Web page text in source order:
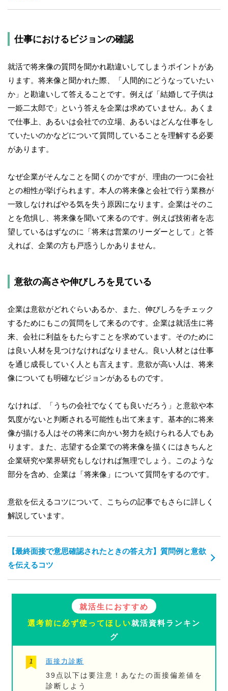
仕事におけるビジョンの確認
就活で将来像の質問を聞かれ勘違いしてしまうポイントがあ
ります。将来像と聞かれた際、「人間的にどうなっていたい
か」と勘違いして答えることです。例えば「結婚して子供は
一姫二太郎で」という答えを企業は求めていません。あくま
で仕事上、あるいは会社での立場、あるいはどんな仕事をし
ていたいのかなどについて質問していることを理解する必要
があります。
なぜ企業がそんなことを聞くのかですが、理由の一つに会社
との相性が挙げられます。本人の将来像と会社で行う業務が
一致しなければやる気を失う原因になります。企業はそのこ
とを危惧し、将来像を聞いて来るのです。例えば技術者を志
望しているはずなのに「将来は営業のリーダーとして」と答
えれば、企業の方も戸惑うしかありません。
意欲の高さや伸びしろを見ている
企業は意欲がどれぐらいあるか、また、伸びしろをチェック
するためにもこの質問をして来るのです。企業は就活生に将
来、会社に利益をもたらすことを求めています。そのために
は良い人材を見つけなければなりません。良い人材とは仕事
を通じ成長していく人とも言えます。意欲が高い人は、将来
像についても明確なビジョンがあるものです。
なければ、「うちの会社でなくても良いだろう」と意欲や本
気度がないと判断される可能性も出て来ます。基本的に将来
像が描ける人はその将来に向かい努力を続けられる人でもあ
ります。また、志望する企業での将来像を描くにはきちんと
企業研究や業界研究もしなければ無理でしょう。このような
部分を含め、企業は「将来像」について質問をするのです。
意欲を伝えるコツについて、こちらの記事でもさらに詳しく
解説しています。
【最終面接で意思確認されたときの答え方】質問例と意欲
を伝えるコツ
就活生におすすめ
選考前に必ず使ってほしい就活資料ランキン
グ
面接力診断
39点以下は要注意！あなたの面接偏差値を
診断しよう